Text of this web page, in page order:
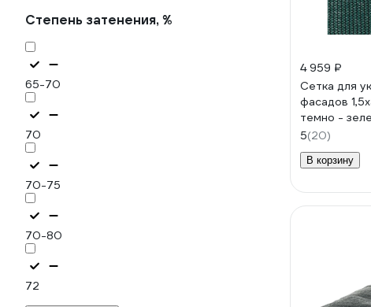
Степень затенения, %
65-70
70
70-75
70-80
72
4 959 ₽
Сетка для
фасадов
темно -
00-
5(20)
В корзину